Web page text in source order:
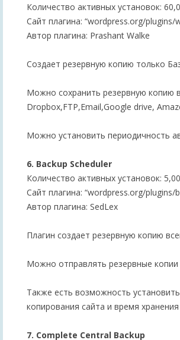
Количество активных установок:
Сайт плагина: “wordpress.org/plugins/
Автор плагина: Prashant Walke
Создает резервную копию только
Можно сохранить резервную копию
Dropbox,FTP,Email,Google drive,
Можно установить периодичность
6. Backup Scheduler
Количество активных установок:
Сайт плагина: “wordpress.org/plugins/
Автор плагина: SedLex
Плагин создает резервную копию
Можно отправлять резервные копии
Также есть возможность
копирования сайта и время
7. Complete Central Backup